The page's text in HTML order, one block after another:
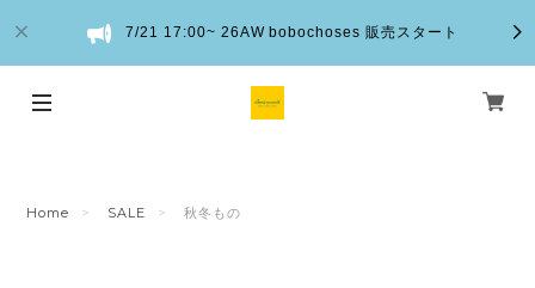
7/21 17:00~ 26AW bobochoses 販売スタート
Home SALE 秋冬もの